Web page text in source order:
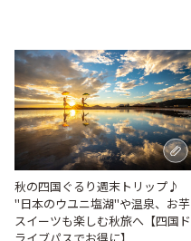
秋の四国ぐるり週末トリップ♪
"日本のウユニ塩湖"や温泉、お芋
スイーツも楽しむ秋旅へ【四国ド